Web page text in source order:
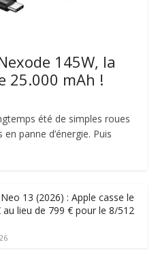
145W, la
25.000 mAh !
été de simples roues
panne d’énergie. Puis
13 (2026) : Apple casse le
au lieu de 799 € pour le 8/512